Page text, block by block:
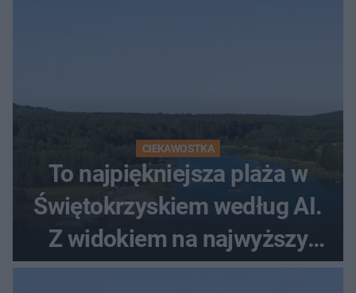
CIEKAWOSTKA
To najpiękniejsza plaża w
Świętokrzyskiem według AI.
Z widokiem na najwyższy
szczyt Gór Świętokrzyskich